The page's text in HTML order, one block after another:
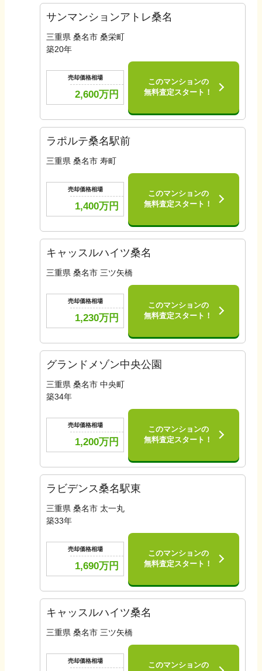
サンマンションアトレ桑名
三重県 桑名市 桑栄町
築20年
売却価格相場
2,600万円
このマンションの
無料査定スタート！
ラポルテ桑名駅前
三重県 桑名市 寿町
売却価格相場
1,400万円
このマンションの
無料査定スタート！
キャッスルハイツ桑名
三重県 桑名市 三ツ矢橋
売却価格相場
1,230万円
このマンションの
無料査定スタート！
グランドメゾン中央公園
三重県 桑名市 中央町
築34年
売却価格相場
1,200万円
このマンションの
無料査定スタート！
ラビデンス桑名駅東
三重県 桑名市 太一丸
築33年
売却価格相場
1,690万円
このマンションの
無料査定スタート！
キャッスルハイツ桑名
三重県 桑名市 三ツ矢橋
売却価格相場 このマンションの